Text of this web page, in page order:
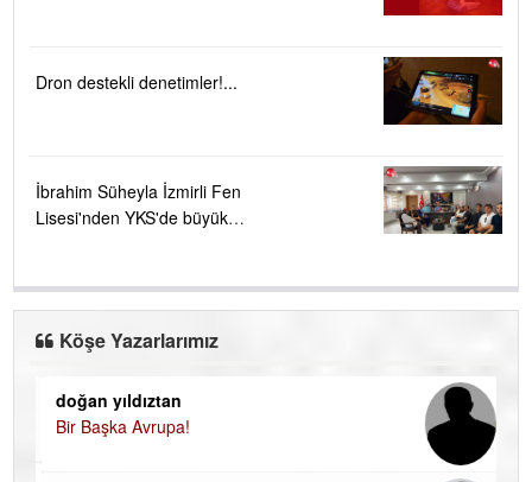
Dron destekli denetimler!...
İbrahim Süheyla İzmirli Fen
Lisesi'nden YKS'de büyük
Köşe Yazarlarımız
doğan yıldıztan
Bir Başka Avrupa!